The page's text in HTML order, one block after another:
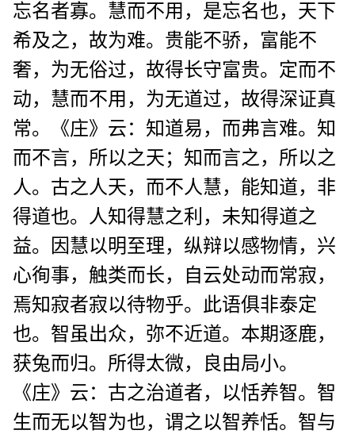
忘名者寡。慧而不用，是忘名也，天下
希及之，故为难。贵能不骄，富能不
奢，为无俗过，故得长守富贵。定而不
动，慧而不用，为无道过，故得深证真
常。《庄》云：知道易，而弗言难。知
而不言，所以之天；知而言之，所以之
人。古之人天，而不人慧，能知道，非
得道也。人知得慧之利，未知得道之
益。因慧以明至理，纵辩以感物情，兴
心徇事，触类而长，自云处动而常寂，
焉知寂者寂以待物乎。此语俱非泰定
也。智虽出众，弥不近道。本期逐鹿，
获兔而归。所得太微，良由局小。
《庄》云：古之治道者，以恬养智。智
生而无以智为也，谓之以智养恬。智与